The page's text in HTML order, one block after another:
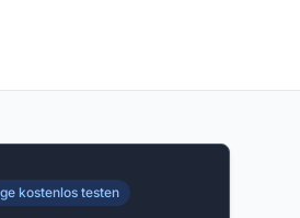
kostenlos testen